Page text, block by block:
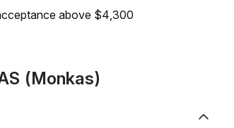
above $4,300
(Monkas)